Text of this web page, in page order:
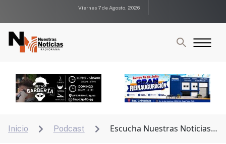
Viernes 7 de Agosto, 2026
Inicio  Podcast 
Escucha Nuestras Noticias